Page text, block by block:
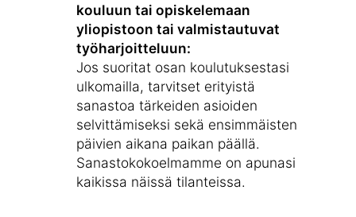
kouluun tai opiskelemaan
yliopistoon tai valmistautuvat
työharjoitteluun:
Jos suoritat osan koulutuksestasi
ulkomailla, tarvitset erityistä
sanastoa tärkeiden asioiden
selvittämiseksi sekä ensimmäisten
päivien aikana paikan päällä.
Sanastokokoelmamme on apunasi
kaikissa näissä tilanteissa.